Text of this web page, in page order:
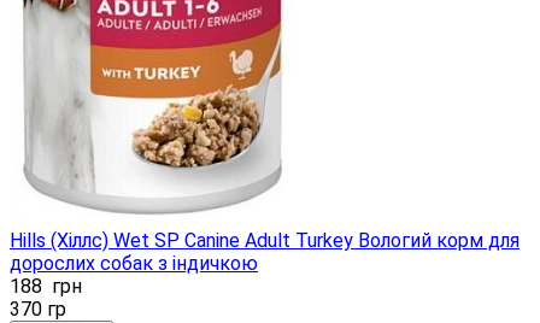
Hills (Хіллс) Wet SP Canine Adult Turkey Вологий корм для
дорослих собак з індичкою
188 грн
370 гр